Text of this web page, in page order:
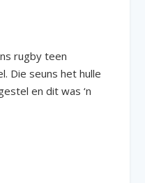
rugby teen
Die seuns het hulle
en dit was ‘n